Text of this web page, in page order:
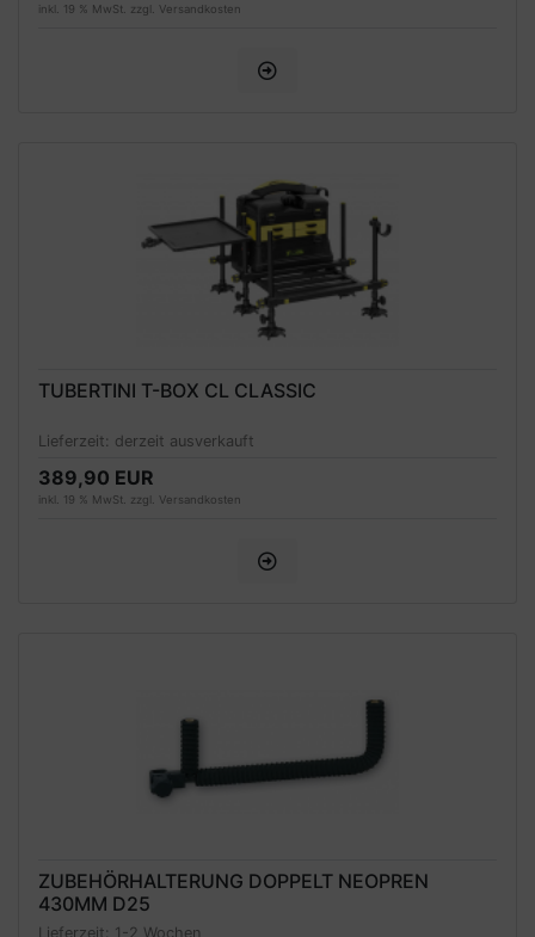
inkl. 19 % MwSt. zzgl. Versandkosten
TUBERTINI T-BOX CL CLASSIC
Lieferzeit: derzeit ausverkauft
389,90 EUR
inkl. 19 % MwSt. zzgl. Versandkosten
ZUBEHÖRHALTERUNG DOPPELT NEOPREN
430MM D25
Lieferzeit: 1-2 Wochen